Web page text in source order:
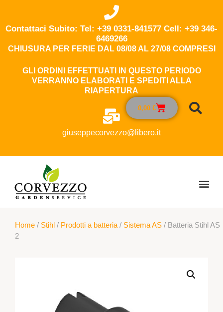
Contattaci Subito: Tel: +39 0331-841577 Cell: +39 346-
6469266
CHIUSURA PER FERIE DAL 08/08 AL 27/08 COMPRESI
GLI ORDINI EFFETTUATI IN QUESTO PERIODO
VERRANNO ELABORATI E SPEDITI ALLA
RIAPERTURA
giuseppecorvezzo@libero.it
0,00 €
Home / Stihl / Prodotti a batteria / Sistema AS / Batteria Stihl AS
2